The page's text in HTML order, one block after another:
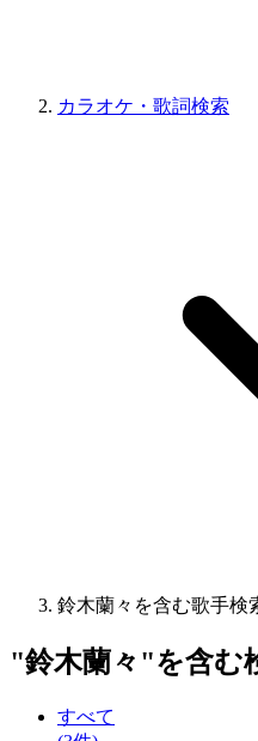
カラオケ・歌詞検索
鈴木蘭々を含む歌手検
"鈴木蘭々 "を含む
すべて